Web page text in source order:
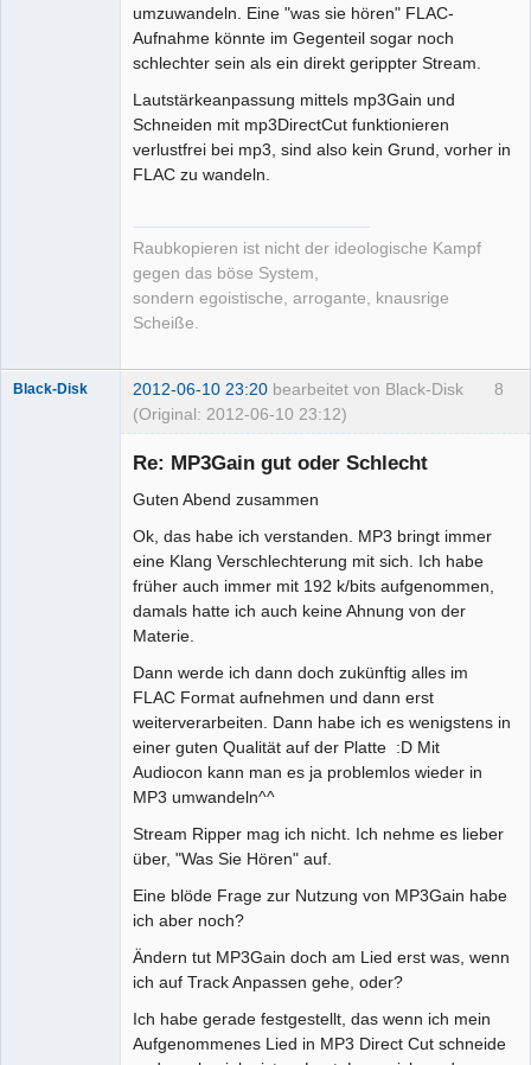
umzuwandeln. Eine "was sie hören" FLAC-
Aufnahme könnte im Gegenteil sogar noch
schlechter sein als ein direkt gerippter Stream.
Lautstärkeanpassung mittels mp3Gain und
Schneiden mit mp3DirectCut funktionieren
verlustfrei bei mp3, sind also kein Grund, vorher in
FLAC zu wandeln.
Raubkopieren ist nicht der ideologische Kampf
gegen das böse System,
sondern egoistische, arrogante, knausrige
Scheiße.
8
Black-Disk 2012-06-10 23:20 bearbeitet von Black-Disk
(Original: 2012-06-10 23:12)
Re: MP3Gain gut oder Schlecht
Guten Abend zusammen
Ok, das habe ich verstanden. MP3 bringt immer
eine Klang Verschlechterung mit sich. Ich habe
früher auch immer mit 192 k/bits aufgenommen,
damals hatte ich auch keine Ahnung von der
Materie.
Dann werde ich dann doch zukünftig alles im
FLAC Format aufnehmen und dann erst
weiterverarbeiten. Dann habe ich es wenigstens in
einer guten Qualität auf der Platte :D Mit
Audiocon kann man es ja problemlos wieder in
MP3 umwandeln^^
Stream Ripper mag ich nicht. Ich nehme es lieber
über, "Was Sie Hören" auf.
Eine blöde Frage zur Nutzung von MP3Gain habe
ich aber noch?
Ändern tut MP3Gain doch am Lied erst was, wenn
ich auf Track Anpassen gehe, oder?
Ich habe gerade festgestellt, das wenn ich mein
Aufgenommenes Lied in MP3 Direct Cut schneide